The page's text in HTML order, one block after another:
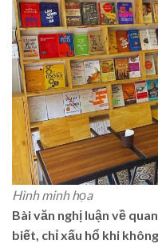
Hình minh họa
Bài văn nghị luận về
biết, chỉ xấu hổ khi